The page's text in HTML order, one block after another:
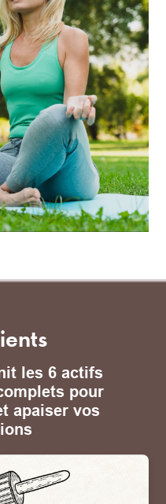
les 6 actifs
pour
apaiser vos